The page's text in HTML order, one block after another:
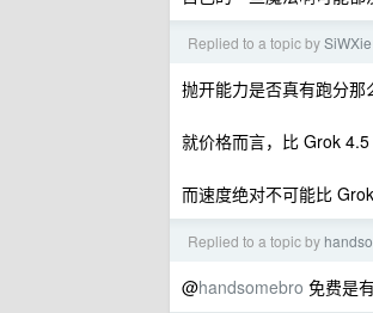
Replied to a topic bySiWXie
抛开能力是否真有跑分那
就价格而言，比 Grok 4.5
而速度绝对不可能比 Grok
Replied to a topic by
@handsomebro 免费是